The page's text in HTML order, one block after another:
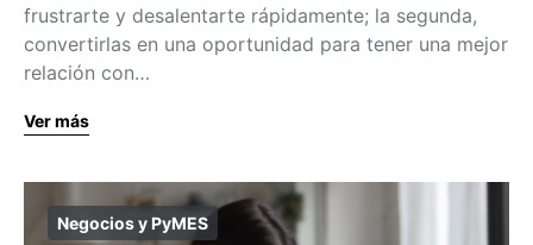
frustrarte y desalentarte rápidamente; la segunda,
convertirlas en una oportunidad para tener una mejor
relación con…
Ver más
Negocios y PyMES